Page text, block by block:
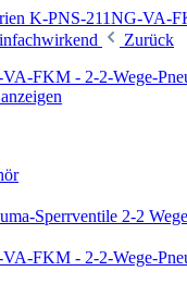
K-PNS-211NG-VA-
Zurück
FKM - 2-2-Wege-
Sperrventile 2-2 Wege
FKM - 2-2-Wege-